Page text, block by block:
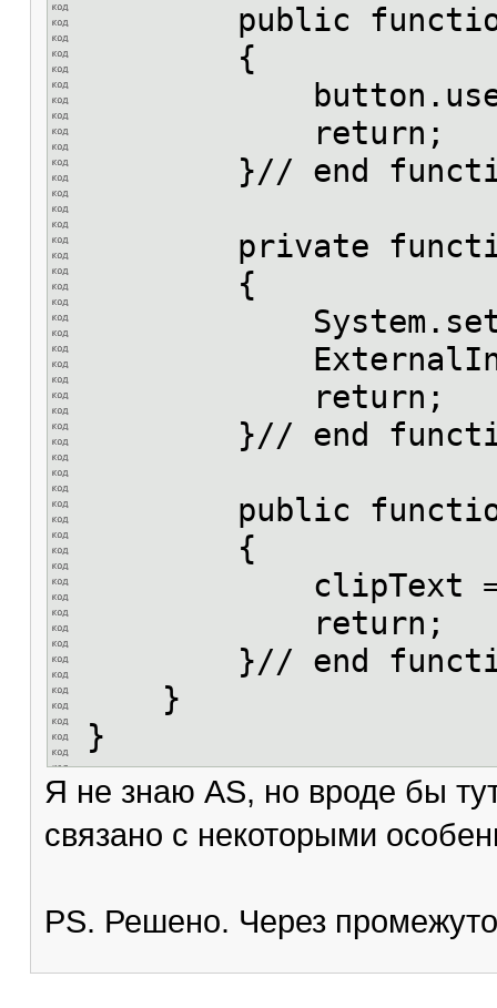
public function
{
return;
}// end
private function
{
return;
}// end
public function
{
clipText =
return;
}// end
}
}
Я не знаю AS, но вроде бы
связано с некоторыми
PS. Решено. Через